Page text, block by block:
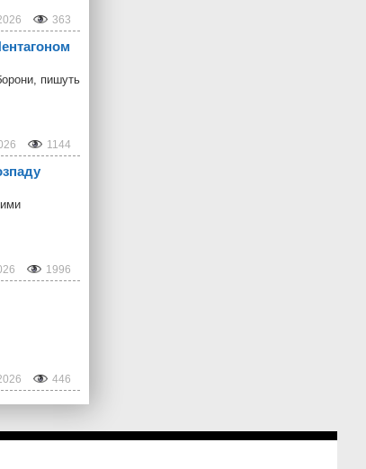
363
пишуть
1144
1996
446